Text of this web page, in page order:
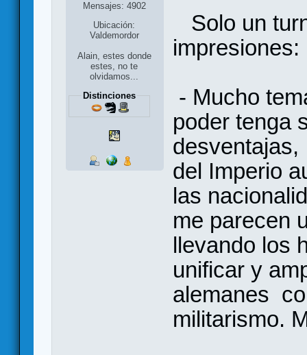
Mensajes: 4902
Ubicación:
Valdemordor
Alain, estes donde
estes, no te
olvidamos...
Distinciones
Solo un
impresiones:
- Mucho
poder tenga
del Imperio
las
me parecen
llevando los
unificar y
alemanes
militarismo.